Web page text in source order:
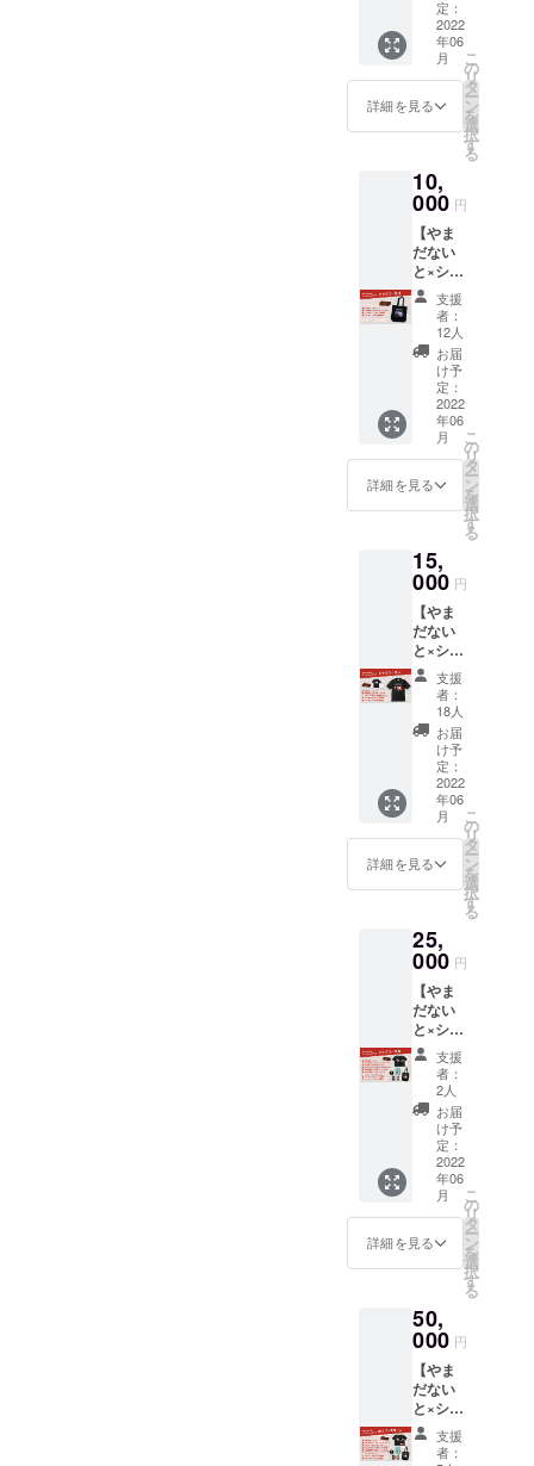
スA＋ペ
ア鑑賞
券】 ・
お礼の
メッ
セージ
・やま
だない
ター・
エンヤ
クリア
ファイ
ル ・シ
ア
ター・
エンヤ
ステッ
カー ・
シア
ター・
エンヤ
缶バッ
チ１個
（種類
は選べ
ター・
エンヤ
ペア鑑
賞券
定：
2022
年06
月
詳細を見る
こ
の
リ
タ
ー
ン
を
選
択
す
る
10,
000 円
【やま
だない
と×シア
ター・
エン
ヤ
グッズ
コース
B】 ・
お礼の
メッ
セー
ジ ・
やまだ
ないと×
シア
エンヤ
トート
バッ
グ ・
シア
ター・
エンヤ
ペア鑑
賞券 ・
ホーム
ページ
にお名
前記
載 ※
備考欄
に掲載
名のご
す。掲
載不要
の場合
は「掲
載不
要」と
ご記入
くださ
い。
支援
者：
12人
お届
け予
定：
2022
年06
月
詳細を見る
こ
の
リ
タ
ー
ン
を
選
択
す
る
15,
000 円
【やま
だない
と×シア
ター・
エン
ヤ
グッズ
コース
C】 ・
お礼の
メッ
セー
ジ ・
やまだ
ないと×
シア
エンヤ
Tシャツ
※色・
サイズ
お一つ
お選び
くださ
い ・
シア
ター・
エンヤ
ペア鑑
賞券 ・
ホーム
ページ
にお名
前記
名のご
記入を
お願い
致しま
す。掲
載不要
の場合
は「掲
支援
者：
18人
お届
け予
定：
2022
年06
月
詳細を見る
こ
の
リ
タ
ー
ン
を
選
択
す
る
25,
000 円
【やま
だない
と×シア
ター・
エン
ヤ
グッズ
コース
D】 ・
お礼の
メッ
セー
ジ ・
やまだ
ないと×
シア
エンヤ
クリア
ファイ
ル ・
シア
ター・
エンヤ
ステッ
支援
者：
2人
お届
け予
定：
2022
年06
月
詳細を見る
こ
の
リ
タ
ー
ン
を
選
択
す
る
50,
000 円
【やま
だない
と×シア
ター・
エン支援
者：